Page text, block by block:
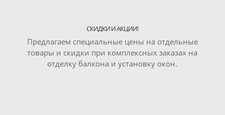
СКИДКИ И АКЦИИ!
Предлагаем специальные цены на отдельные
товары и скидки при комплексных заказах на
отделку балкона и установку окон.